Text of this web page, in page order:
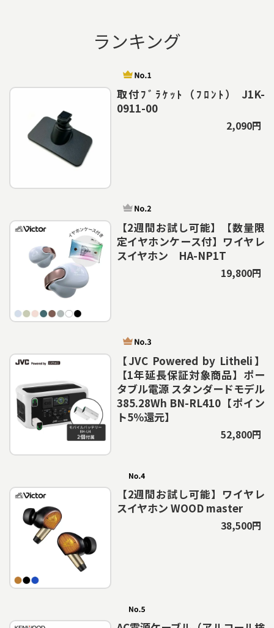
ランキング
取付ﾌﾞﾗｹｯﾄ（ﾌﾛﾝﾄ） J1K-
0911-00
2,090円
【2週間お試し可能】【数量限
定イヤホンケース付】ワイヤレ
スイヤホン HA-NP1T
19,800円
【JVC Powered by Litheli】
【1年延長保証対象商品】ポー
タブル電源 スタンダードモデル
385.28Wh BN-RL410【ポイン
ト5％還元】
52,800円
【2週間お試し可能】ワイヤレ
スイヤホン WOOD master
38,500円